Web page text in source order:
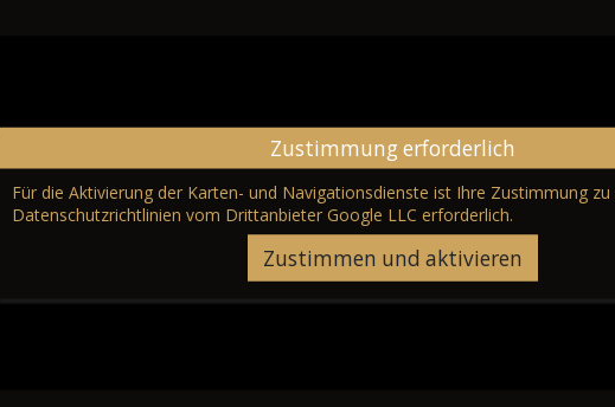
Zustimmung erforderlich
Für die Aktivierung der Karten- und Navigationsdienste ist Ihre Zustimmung zu
Datenschutzrichtlinien vom Drittanbieter Google LLC erforderlich.
Zustimmen und aktivieren